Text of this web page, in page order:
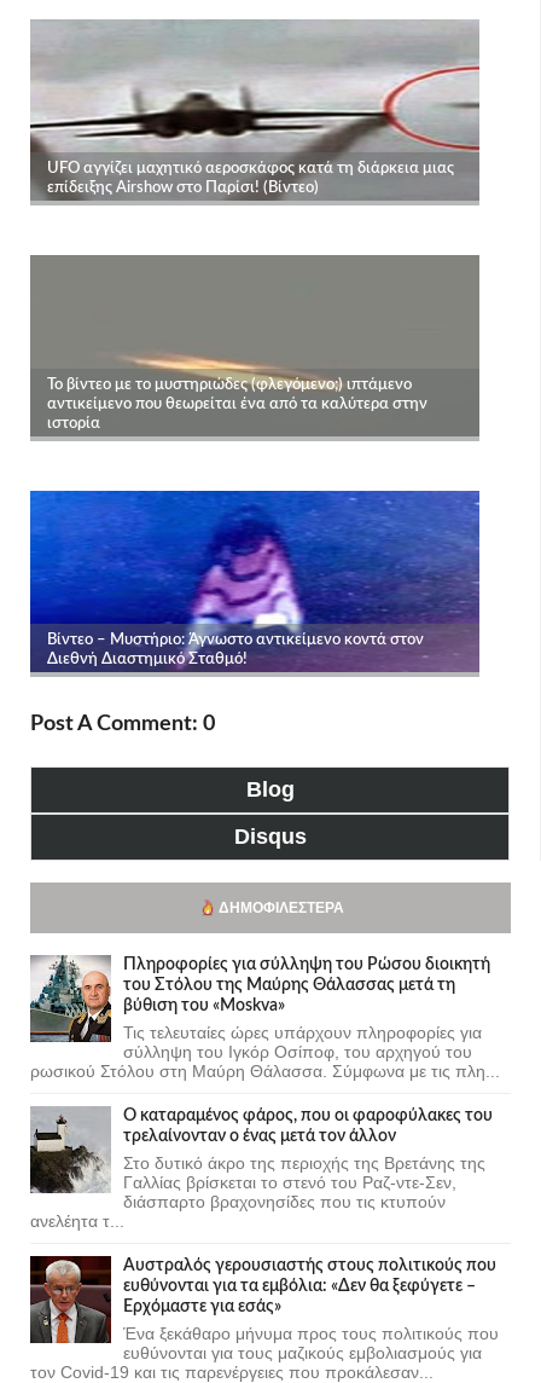
Post A Comment: 0
Blog
Disqus
ΔΗΜΟΦΙΛΈΣΤΕΡΑ
Πληροφορίες για σύλληψη του Ρώσου διοικητή
του Στόλου της Mαύρης Θάλασσας μετά τη
βύθιση του «Moskva»
Τις τελευταίες ώρες υπάρχουν πληροφορίες για
σύλληψη του Ιγκόρ Οσίποφ, του αρχηγού του
ρωσικού Στόλου στη Μαύρη Θάλασσα. Σύμφωνα με τις πλη...
Ο καταραμένος φάρος, που οι φαροφύλακες του
τρελαίνονταν ο ένας μετά τον άλλον
Στο δυτικό άκρο της περιοχής της Βρετάνης της
Γαλλίας βρίσκεται το στενό του Ραζ-ντε-Σεν,
διάσπαρτο βραχονησίδες που τις κτυπούν
ανελέητα τ...
Αυστραλός γερουσιαστής στους πολιτικούς που
ευθύνονται για τα εμβόλια: «Δεν θα ξεφύγετε –
Ερχόμαστε για εσάς»
Ένα ξεκάθαρο μήνυμα προς τους πολιτικούς που
ευθύνονται για τους μαζικούς εμβολιασμούς για
τον Covid-19 και τις παρενέργειες που προκάλεσαν...